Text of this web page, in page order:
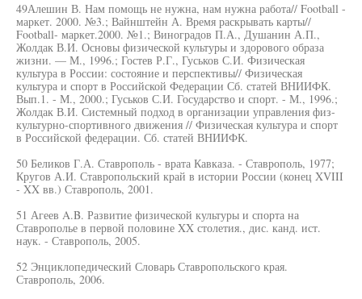
49Алешин В. Нам помощь не нужна, нам нужна работа// Football -
маркет. 2000. №3.; Вайнштейн А. Время раскрывать карты//
Football- маркет.2000. №1.; Виноградов П.А., Душанин А.П.,
Жолдак В.И. Основы физической культуры и здорового образа
жизни. — М., 1996.; Гостев Р.Г., Гуськов С.И. Физическая
культура в России: состояние и перспективы// Физическая
культура и спорт в Российской Федерации Сб. статей ВНИИФК.
Вып.1. - М., 2000.; Гуськов С.И. Государство и спорт. - М., 1996.;
Жолдак В.И. Системный подход в организации управления физ-
культурно-спортивного движения // Физическая культура и спорт
в Российской федерации. Сб. статей ВНИИФК.
50 Беликов Г.А. Ставрополь - врата Кавказа. - Ставрополь, 1977;
Кругов А.И. Ставропольский край в истории России (конец XVIII
- XX вв.) Ставрополь, 2001.
51 Агеев A.B. Развитие физической культуры и спорта на
Ставрополье в первой половине XX столетия., дис. канд. ист.
наук. - Ставрополь, 2005.
52 Энциклопедический Словарь Ставропольского края.
Ставрополь, 2006.